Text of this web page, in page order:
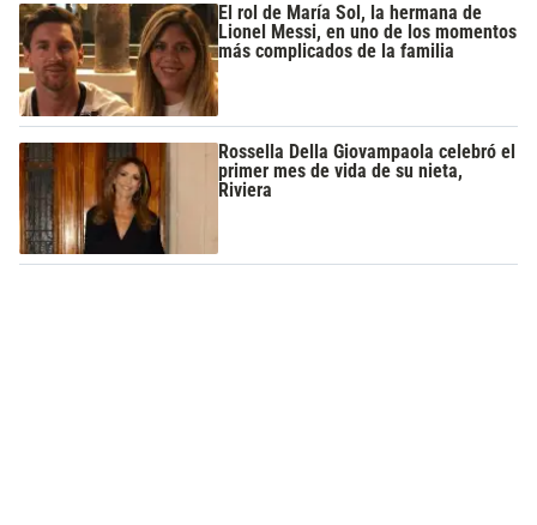
El rol de María Sol, la hermana de
Lionel Messi, en uno de los momentos
más complicados de la familia
Rossella Della Giovampaola celebró el
primer mes de vida de su nieta,
Riviera